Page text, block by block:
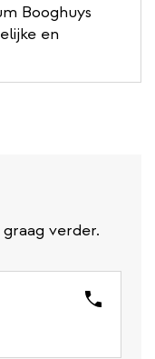
Booghuys
en
verder.